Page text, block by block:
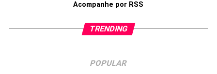
Acompanhe por RSS
TRENDING
POPULAR